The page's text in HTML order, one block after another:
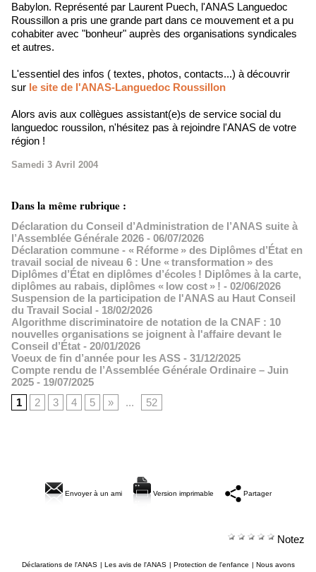
Babylon. Représenté par Laurent Puech, l'ANAS Languedoc
Roussillon a pris une grande part dans ce mouvement et a pu
cohabiter avec "bonheur" auprès des organisations syndicales
et autres.
L'essentiel des infos ( textes, photos, contacts...) à découvrir
sur le site de l'ANAS-Languedoc Roussillon
Alors avis aux collègues assistant(e)s de service social du
languedoc roussilon, n'hésitez pas à rejoindre l'ANAS de votre
région !
Samedi 3 Avril 2004
Dans la même rubrique :
Déclaration du Conseil d’Administration de l’ANAS suite à
l’Assemblée Générale 2026 - 06/07/2026
Déclaration commune - « Réforme » des Diplômes d’État en
travail social de niveau 6 : Une « transformation » des
Diplômes d’État en diplômes d’écoles ! Diplômes à la carte,
diplômes au rabais, diplômes « low cost » ! - 02/06/2026
Suspension de la participation de l'ANAS au Haut Conseil
du Travail Social - 18/02/2026
Algorithme discriminatoire de notation de la CNAF : 10
nouvelles organisations se joignent à l'affaire devant le
Conseil d’État - 20/01/2026
Voeux de fin d’année pour les ASS - 31/12/2025
Compte rendu de l’Assemblée Générale Ordinaire – Juin
2025 - 19/07/2025
1
2 3 4 5 » ... 52
Envoyer à un ami Version imprimable Partager
Notez
Déclarations de l'ANAS | Les avis de l'ANAS | Protection de l'enfance | Nous avons